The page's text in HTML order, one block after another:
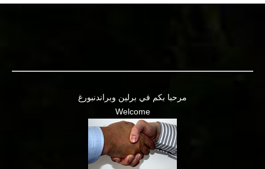
مرحبا بكم في برلين وبراندنبورغ
Welcome